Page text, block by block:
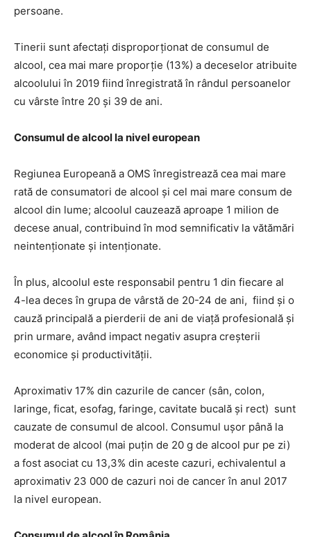
persoane.
Tinerii sunt afectați disproporționat de consumul de
alcool, cea mai mare proporție (13%) a deceselor atribuite
alcoolului în 2019 fiind înregistrată în rândul persoanelor
cu vârste între 20 și 39 de ani.
Consumul de alcool la nivel european
Regiunea Europeană a OMS înregistrează cea mai mare
rată de consumatori de alcool și cel mai mare consum de
alcool din lume; alcoolul cauzează aproape 1 milion de
decese anual, contribuind în mod semnificativ la vătămări
neintenționate și intenționate.
În plus, alcoolul este responsabil pentru 1 din fiecare al
4-lea deces în grupa de vârstă de 20-24 de ani, fiind și o
cauză principală a pierderii de ani de viață profesională și
prin urmare, având impact negativ asupra creșterii
economice și productivității.
Aproximativ 17% din cazurile de cancer (sân, colon,
laringe, ficat, esofag, faringe, cavitate bucală și rect) sunt
cauzate de consumul de alcool. Consumul ușor până la
moderat de alcool (mai puțin de 20 g de alcool pur pe zi)
a fost asociat cu 13,3% din aceste cazuri, echivalentul a
aproximativ 23 000 de cazuri noi de cancer în anul 2017
la nivel european.